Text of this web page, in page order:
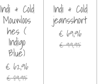
Indi & Cold
Mouwloos
hes (
Indigo
Blue)
€ 62,96
€ 89,95
Indi & Cold
jeansshort
€ 69,96
€ 99,95